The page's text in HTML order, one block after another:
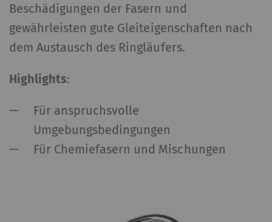
Beschädigungen der Fasern und
gewährleisten gute Gleiteigenschaften nach
dem Austausch des Ringläufers.
Highlights:
Für anspruchsvolle
Umgebungsbedingungen
Für Chemiefasern und Mischungen